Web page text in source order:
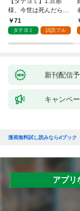
様、今世は死んだら許
しません
71
タテヨミ 試読フル
新刊配信
キャンペ
漫画無料試し読みならdブック
アプリ